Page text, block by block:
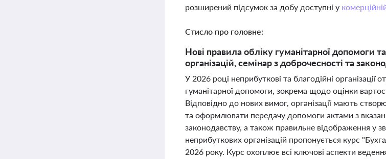
розширений підсумок за добу доступні у
Стисло про головне:
Нові правила обліку гуманітарної допомоги
організацій, семінар з доброчесності та
У 2026 році неприбуткові та благодійні
гуманітарної допомоги, зокрема щодо оцінки
Відповідно до нових вимог, організації мають
та оформлювати передачу допомоги актами з
законодавству, а також правильне відображення у
неприбуткових організацій пропонується курс
2026 року. Курс охоплює всі ключові аспекти